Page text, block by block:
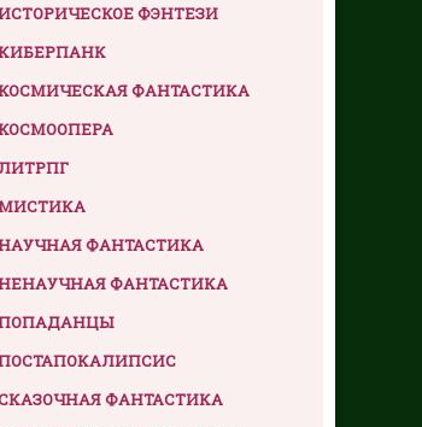
ФЭНТЕЗИ
ФАНТАСТИКА
ФАНТАСТИКА
ФАНТАСТИКА
ФАНТАСТИКА